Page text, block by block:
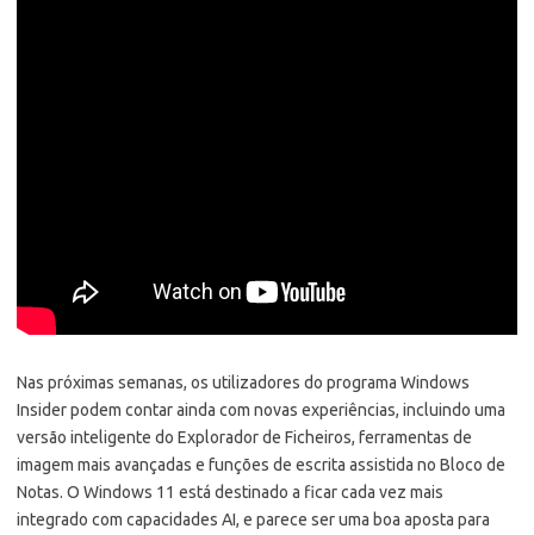
Nas próximas semanas, os utilizadores do programa Windows
Insider podem contar ainda com novas experiências, incluindo uma
versão inteligente do Explorador de Ficheiros, ferramentas de
imagem mais avançadas e funções de escrita assistida no Bloco de
Notas. O Windows 11 está destinado a ficar cada vez mais
integrado com capacidades AI, e parece ser uma boa aposta para